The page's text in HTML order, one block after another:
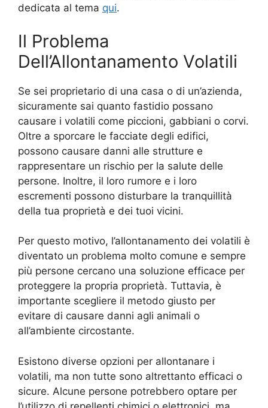
dedicata al tema qui.
Il Problema
Dell’Allontanamento Volatili
Se sei proprietario di una casa o di un’azienda,
sicuramente sai quanto fastidio possano
causare i volatili come piccioni, gabbiani o corvi.
Oltre a sporcare le facciate degli edifici,
possono causare danni alle strutture e
rappresentare un rischio per la salute delle
persone. Inoltre, il loro rumore e i loro
escrementi possono disturbare la tranquillità
della tua proprietà e dei tuoi vicini.
Per questo motivo, l’allontanamento dei volatili è
diventato un problema molto comune e sempre
più persone cercano una soluzione efficace per
proteggere la propria proprietà. Tuttavia, è
importante scegliere il metodo giusto per
evitare di causare danni agli animali o
all’ambiente circostante.
Esistono diverse opzioni per allontanare i
volatili, ma non tutte sono altrettanto efficaci o
sicure. Alcune persone potrebbero optare per